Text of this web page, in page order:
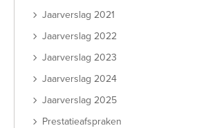
Jaarverslag 2021
Jaarverslag 2022
Jaarverslag 2023
Jaarverslag 2024
Jaarverslag 2025
Prestatieafspraken